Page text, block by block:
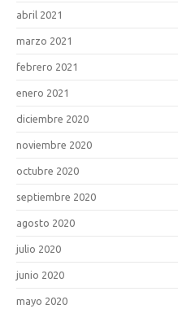
abril 2021
marzo 2021
febrero 2021
enero 2021
diciembre 2020
noviembre 2020
octubre 2020
septiembre 2020
agosto 2020
julio 2020
junio 2020
mayo 2020